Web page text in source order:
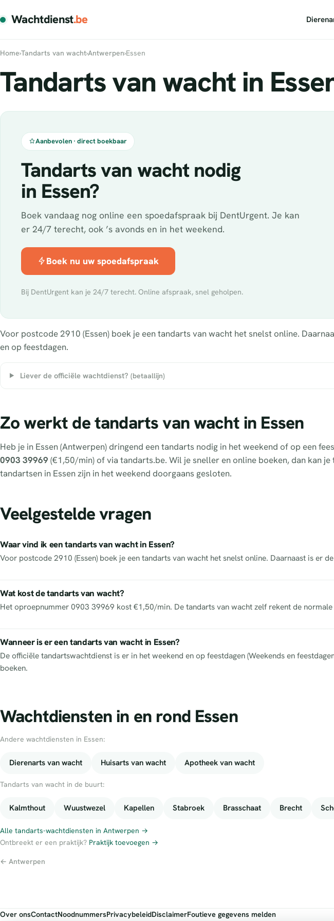
Wachtdienst.be
Home›Tandarts van wacht›Antwerpen›Essen
Tandarts van wacht in
Aanbevolen · direct boekbaar
Tandarts van wacht nodig
in Essen?
Boek vandaag nog online een spoedafspraak bij DentUrgent. Je kan
er 24/7 terecht, ook ’s avonds en in het weekend.
Boek nu uw spoedafspraak
Bij DentUrgent kan je 24/7 terecht. Online afspraak, snel geholpen.
Voor postcode 2910 (Essen) boek je een tandarts van wacht het snelst online.
en op feestdagen.
Liever de officiële wachtdienst? (betaallijn)
Zo werkt de tandarts van wacht in Essen
Heb je in Essen (Antwerpen) dringend een tandarts nodig in het weekend of op een
0903 39969 (€1,50/min) of via tandarts.be. Wil je sneller en online boeken, dan kan
tandartsen in Essen zijn in het weekend doorgaans gesloten.
Veelgestelde vragen
Waar vind ik een tandarts van wacht in Essen?
Voor postcode 2910 (Essen) boek je een tandarts van wacht het snelst online. Daarnaast is er
Wat kost de tandarts van wacht?
Het oproepnummer 0903 39969 kost €1,50/min. De tandarts van wacht zelf rekent de
Wanneer is er een tandarts van wacht in Essen?
De officiële tandartswachtdienst is er in het weekend en op feestdagen (Weekends en
boeken.
Wachtdiensten in en rond Essen
Andere wachtdiensten in Essen:
Dierenarts van wacht Huisarts van wacht Apotheek van wacht
Tandarts van wacht in de buurt:
Kalmthout Wuustwezel Kapellen Stabroek Brasschaat Brecht
Alle tandarts-wachtdiensten in Antwerpen →
Ontbreekt er een praktijk? Praktijk toevoegen →
← Antwerpen
Over onsContactNoodnummersPrivacybeleidDisclaimerFoutieve gegevens melden